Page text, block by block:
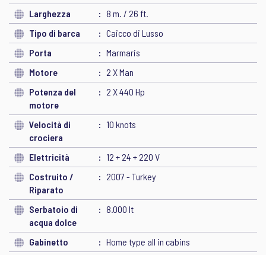
Larghezza
8 m. / 26 ft.
Tipo di barca
Caicco di Lusso
Porta
Marmaris
Motore
2 X Man
Potenza del
motore
2 X 440 Hp
Velocità di
crociera
10 knots
Elettricità
12 + 24 + 220 V
Costruito /
Riparato
2007 - Turkey
Serbatoio di
acqua dolce
8.000 lt
Gabinetto Home type all in cabins